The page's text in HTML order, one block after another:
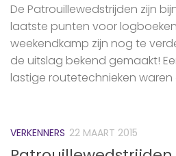
De Patrouillewedstrijden zijn
laatste punten voor
weekendkamp zijn nog te
de uitslag bekend gemaakt!
lastige routetechnieken waren
VERKENNERS 22 MAART 2015